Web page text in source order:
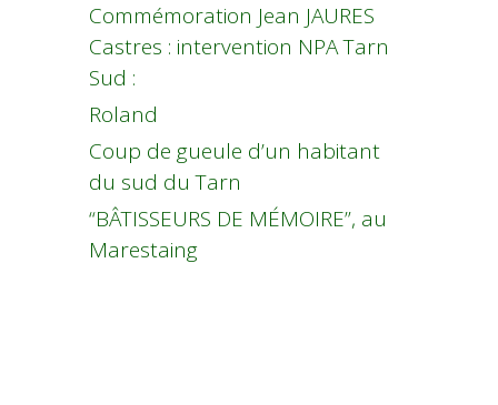
Commémoration Jean JAURES
Castres : intervention NPA Tarn
Sud :
Roland
Coup de gueule d’un habitant
du sud du Tarn
“BÂTISSEURS DE MÉMOIRE”, au
Marestaing